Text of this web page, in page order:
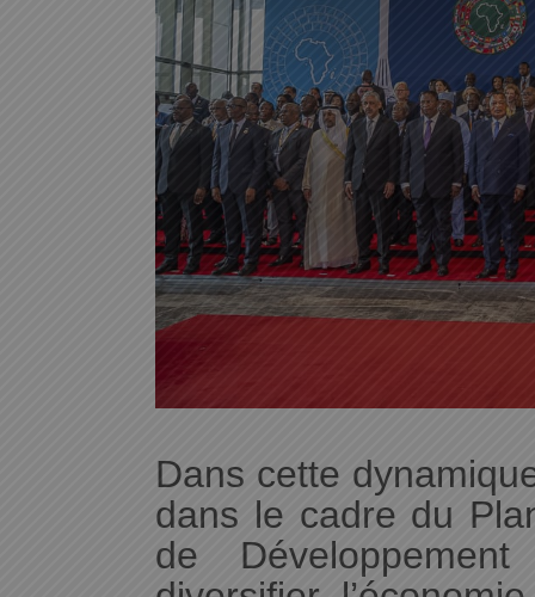
Dans cette
dans le cadre du
de